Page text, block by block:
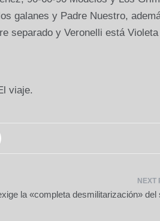
galanes y Padre Nuestro,
separado y Veronelli está Violeta
viaje.
la «completa desmilitarización» del